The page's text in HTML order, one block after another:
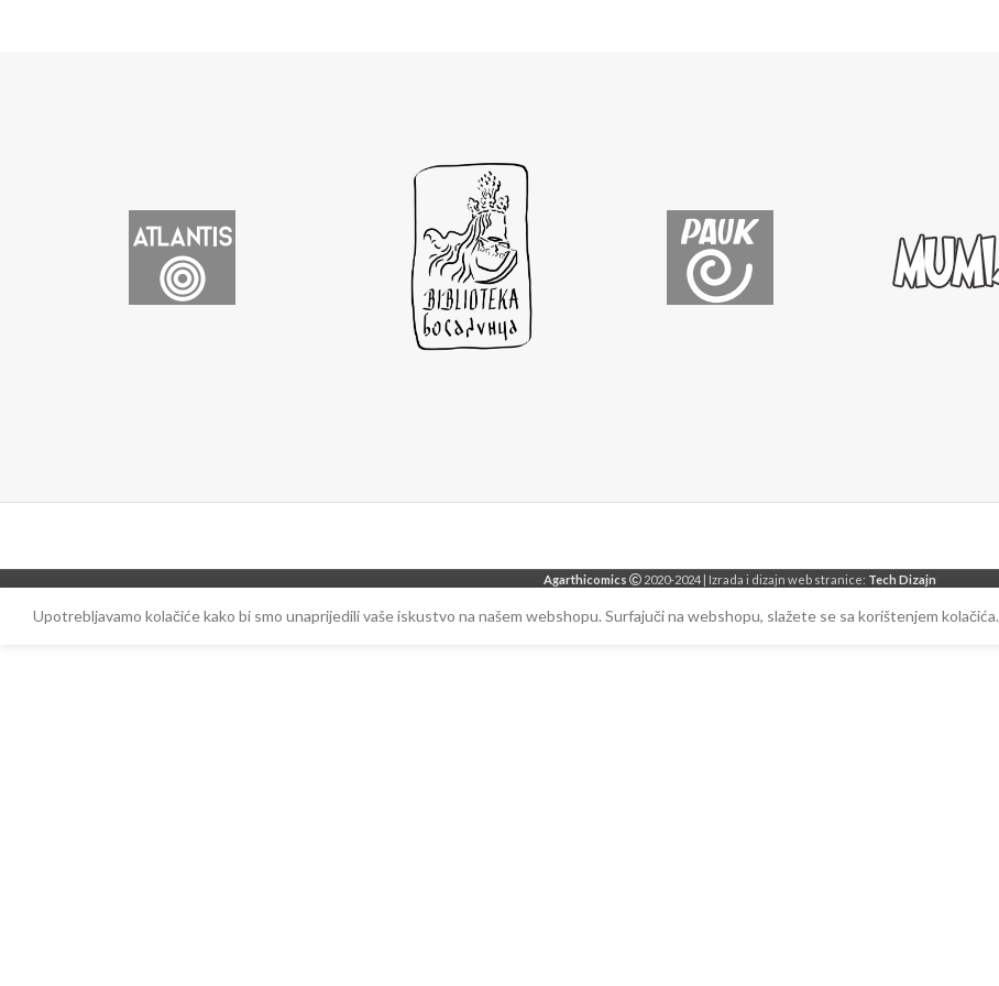
Agarthicomics 2020-2024 | Izrada i dizajn web stranice: Tech Dizajn
Upotrebljavamo kolačiće kako bi smo unaprijedili vaše iskustvo na našem webshopu. Surfajuči na webshopu, slažete se sa korištenjem kolačića.